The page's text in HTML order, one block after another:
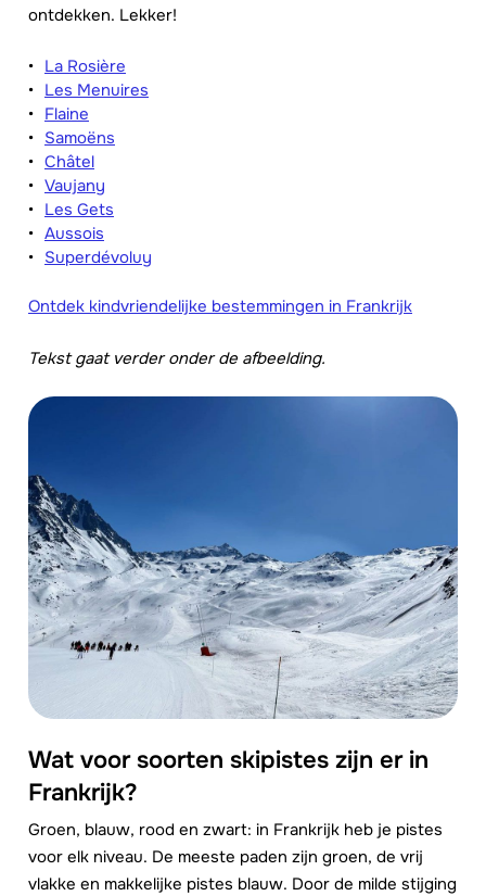
ontdekken. Lekker!
La Rosière
Les Menuires
Flaine
Samoëns
Châtel
Vaujany
Les Gets
Aussois
Superdévoluy
Ontdek kindvriendelijke bestemmingen in Frankrijk
Tekst gaat verder onder de afbeelding.
Wat voor soorten skipistes zijn er in
Frankrijk?
Groen, blauw, rood en zwart: in Frankrijk heb je pistes
voor elk niveau. De meeste paden zijn groen, de vrij
vlakke en makkelijke pistes blauw. Door de milde stijging